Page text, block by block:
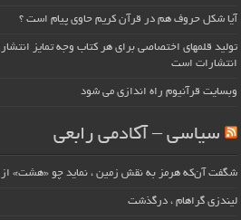
آیا شکل حروف هم در قرآن کریم حاوی پیام است ؟
تولید قلمهای اختصاصی برای هر کتاب وجه تمایز
انتشارات است
وبسایت قرآنیوم راه اندازی می شود
سیاسی – آکادمی رابعی
شگفت آن‌که هرمز به نقش زمین ، نماید چو «هشت» از
لیندزی گراهام ، درگذشت